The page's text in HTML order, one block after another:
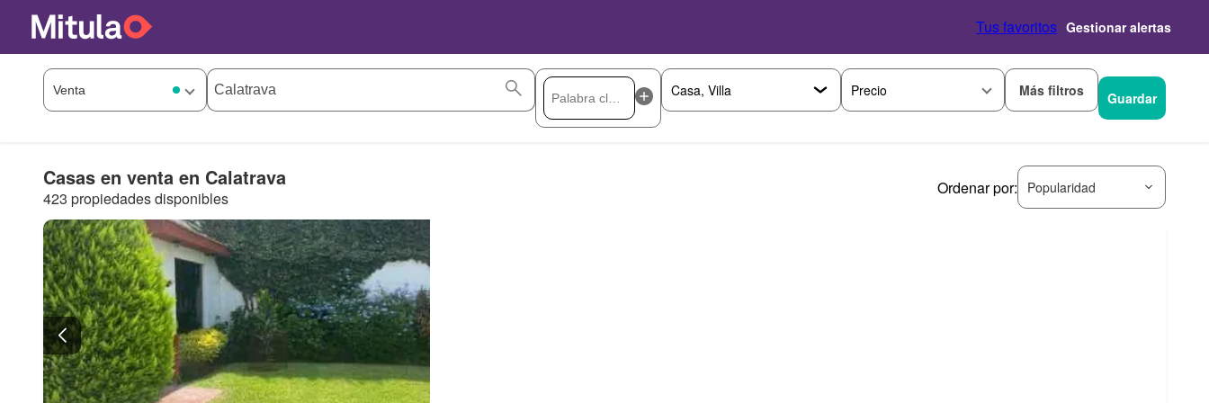
Tus favoritos Gestionar alertas
Precio Más filtros Guardar
Casas en venta en Calatrava
423 propiedades disponibles
Ordenar por: Popularidad